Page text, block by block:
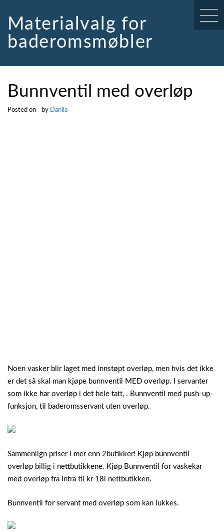
contentMaterialvalg for
baderomsmøbler
Bunnventil med overløp
Posted on by Danila
Noen vasker blir laget med innstøpt overløp, men hvis det ikke
er det så skal man kjøpe bunnventil MED overløp. I servanter
som ikke har overløp i det hele tatt, . Bunnventil med push-up-
funksjon, til baderomsservant uten overløp.
Sammenlign priser i mer enn 2butikker! Kjøp bunnventil
overløp billig i nettbutikkene. Kjøp Bunnventil for vaskekar
med overløp fra Intra til kr 18i nettbutikken.
Bunnventil for servant med overløp som kan lukkes.